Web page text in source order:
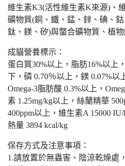
維生素K3(活性維生素K來源)、
礦物質(銅、鐵、錳、鋅、碘、
鈦、鎂、矽)與螫合礦物質、植物
成貓營養標示：
蛋白質30%以上，脂肪16%以上
下，磷 0.70％以上，鎂 0.07%以
Omega-3脂肪酸 0.3%以上，
素 1.25mg/kg以上，絲蘭精華
400ppm以上，維生素A 15000
熱量 3894 kcal/kg
保存方式及注意事項：
1.請放置於無蟲害、陰涼乾燥處